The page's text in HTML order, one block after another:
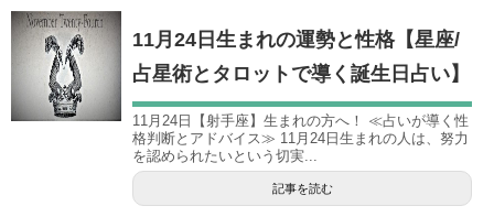
11月24日生まれの運勢と性格【星座/
占星術とタロットで導く誕生日占い】
11月24日【射手座】生まれの方へ！ ≪占いが導く性
格判断とアドバイス≫ 11月24日生まれの人は、努力
を認められたいという切実...
記事を読む